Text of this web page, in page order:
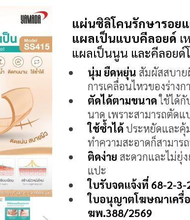
แผ่นซิลิโคนรักษารอย
แผลเป็นแบบคีลอยด์ เ
แผลเป็นนูน และคีลอยด์
นุ่ม ยืดหยุ่น สัมผัสสบาย
การเคลื่อนไหวของร่างก
ตัดได้ตามขนาดใช้ได้
นาด เพราะสามารถตัดแ
ใช้ซ้ำได้ประหยัดและคุ้
ทำความสะอาดก็สามาร
ติดง่าย สะดวกและไม่ยุ่
แปะ
ใบรับจดแจ้งที่ 68-2-3-
ใบอนุญาตโฆษณาเครื่
ฆพ.388/2569